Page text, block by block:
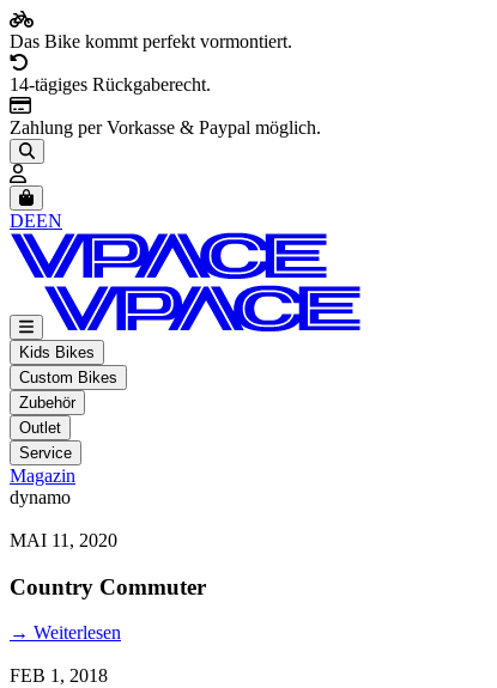
Das Bike kommt perfekt vormontiert.
14-tägiges Rückgaberecht.
Zahlung per Vorkasse & Paypal möglich.
Artikel im Warenkorb, Warenkorb anzeigen
DEEN
Kids Bikes
Custom Bikes
Zubehör
Outlet
Service
Magazin
dynamo
MAI 11, 2020
Country Commuter
→ Weiterlesen
FEB 1, 2018